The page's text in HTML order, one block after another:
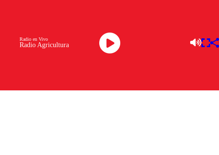
Radio Agricultura
Radio en Vivo
Descarga la APP